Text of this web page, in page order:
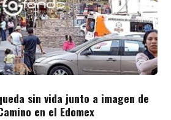
sin vida junto a imagen de
en el Edomex